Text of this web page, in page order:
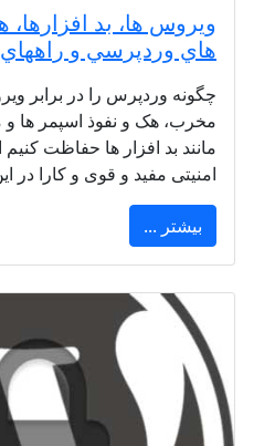
ويروس ها، بد
هاي وردپرسي و راههاي
چگونه وردپرس را در برابر
مخرب، هک و نفوذ اسپمر ها و
مانند بد افزار ها حفاظت کنیم
امنیتی مفید و قوی و کارا در
بیشتر ...